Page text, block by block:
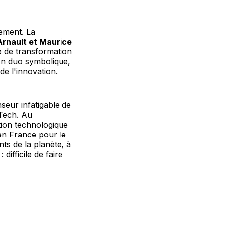
La
et Maurice
de transformation
duo symbolique,
l'innovation.
infatigable de
Au
technologique
France pour le
de la planète, à
difficile de faire